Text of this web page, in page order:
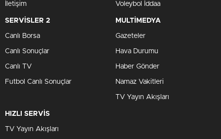
İletişim Voleybol İddaa
SERVİSLER 2
Canlı Borsa
Canlı Sonuçlar
Canlı TV
Futbol Canlı Sonuçlar
MULTİMEDYA
Gazeteler
Hava Durumu
Haber Gönder
Namaz Vakitleri
TV Yayın Akışları
HIZLI SERVİS
TV Yayın Akışları